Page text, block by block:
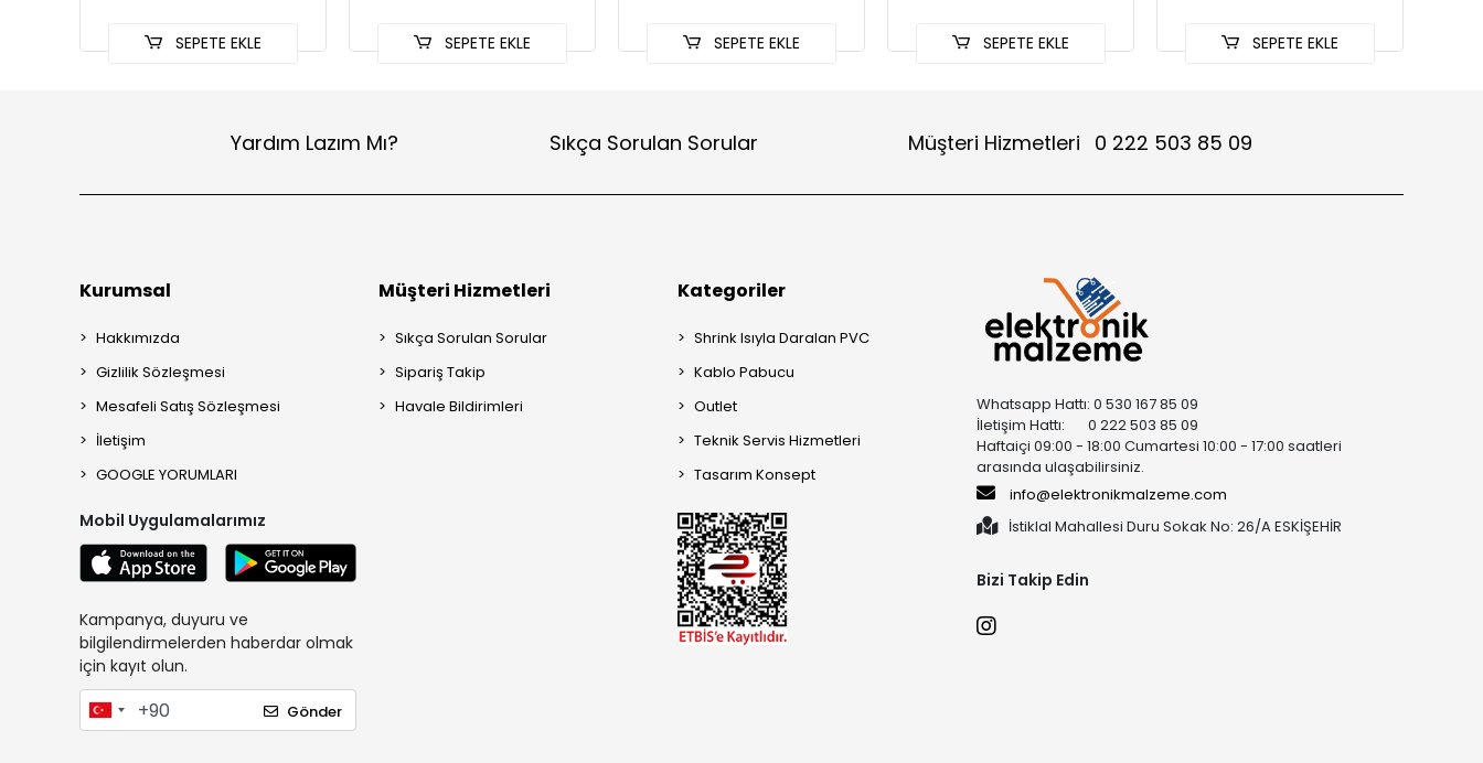
SEPETE EKLE SEPETE EKLE SEPETE EKLE SEPETE EKLE SEPETE EKLE
Yardım Lazım Mı? Sıkça Sorulan Sorular Müşteri Hizmetleri 0 222 503 85 09
Kurumsal
Hakkımızda
Gizlilik Sözleşmesi
Mesafeli Satış Sözleşmesi
İletişim
GOOGLE YORUMLARI
Mobil Uygulamalarımız
Kampanya, duyuru ve
bilgilendirmelerden haberdar olmak
için kayıt olun.
Gönder
Müşteri Hizmetleri
Sıkça Sorulan Sorular
Sipariş Takip
Havale Bildirimleri
Kategoriler
Shrink Isıyla Daralan PVC
Kablo Pabucu
Outlet
Teknik Servis Hizmetleri
Tasarım Konsept
Whatsapp Hattı: 0 530 167 85 09
İletişim Hattı: 0 222 503 85 09
Haftaiçi 09:00 - 18:00 Cumartesi 10:00 - 17:00 saatleri
arasında ulaşabilirsiniz.
info@elektronikmalzeme.com
İstiklal Mahallesi Duru Sokak No: 26/A ESKİŞEHİR
Bizi Takip Edin